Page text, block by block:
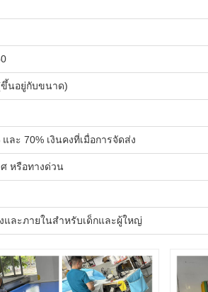
นอยู่กับขนาด)
และ 70% เงินคงที่เมื่อการจัดส่ง
หรือทางด่วน
และภายในสําหรับเด็กและผู้ใหญ่